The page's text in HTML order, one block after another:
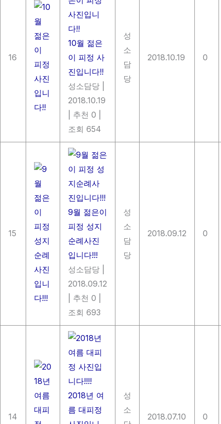
16
10월 젊은
이 피정 사
진입니다!!
성소담당
2018.10.19
추천 0
조회 654
성
소
담
당
2018.10.19 0
15
9월 젊은이
피정 성지
순례사진
입니다!!!
성소담당
2018.09.12
추천 0
조회 693
성
소
담
당
2018.09.12 0
14
2018년 여
름 대피정
성
소
2018.07.10 0